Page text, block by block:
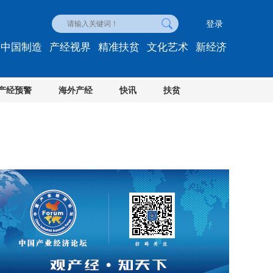
登录
经预警 海外产经 快讯 扶贫
中国制造 产经视界 精准扶贫 文化艺术 新经济